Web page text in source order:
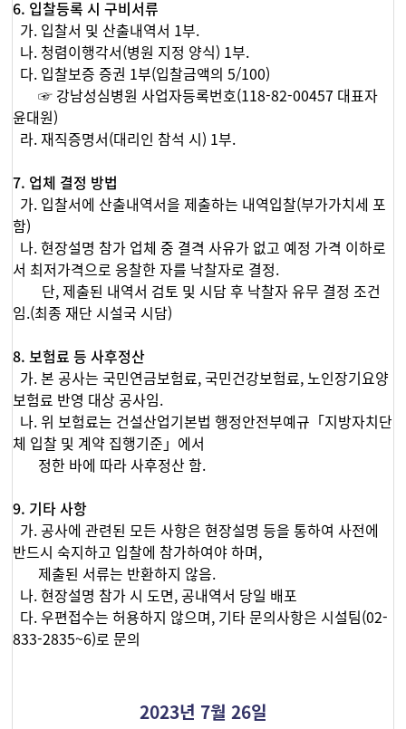
6. 입찰등록 시 구비서류
가. 입찰서 및 산출내역서 1부.
나. 청렴이행각서(병원 지정 양식) 1부.
다. 입찰보증 증권 1부(입찰금액의 5/100)
☞ 강남성심병원 사업자등록번호(118-82-00457 대표자
윤대원)
라. 재직증명서(대리인 참석 시) 1부.
7. 업체 결정 방법
가. 입찰서에 산출내역서을 제출하는 내역입찰(부가가치세 포
함)
나. 현장설명 참가 업체 중 결격 사유가 없고 예정 가격 이하로
서 최저가격으로 응찰한 자를 낙찰자로 결정.
단, 제출된 내역서 검토 및 시담 후 낙찰자 유무 결정 조건
임.(최종 재단 시설국 시담)
8. 보험료 등 사후정산
가. 본 공사는 국민연금보험료, 국민건강보험료, 노인장기요양
보험료 반영 대상 공사임.
나. 위 보험료는 건설산업기본법 행정안전부예규「지방자치단
체 입찰 및 계약 집행기준」에서
정한 바에 따라 사후정산 함.
9. 기타 사항
가. 공사에 관련된 모든 사항은 현장설명 등을 통하여 사전에
반드시 숙지하고 입찰에 참가하여야 하며,
제출된 서류는 반환하지 않음.
나. 현장설명 참가 시 도면, 공내역서 당일 배포
다. 우편접수는 허용하지 않으며, 기타 문의사항은 시설팀(02-
833-2835~6)로 문의
2023년 7월 26일